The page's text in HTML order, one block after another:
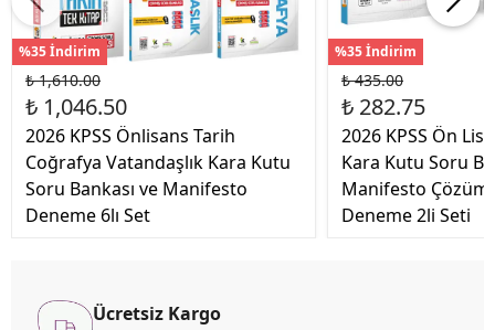
%35 İndirim
₺ 1,610.00
₺ 1,046.50
2026 KPSS Önlisans Tarih
Coğrafya Vatandaşlık Kara Kutu
Soru Bankası ve Manifesto
Deneme 6lı Set
%35 İndirim
₺ 435.00
₺ 282.75
2026 KPSS Ön
Kara Kutu Soru
Manifesto
Deneme 2li Seti
Ücretsiz Kargo